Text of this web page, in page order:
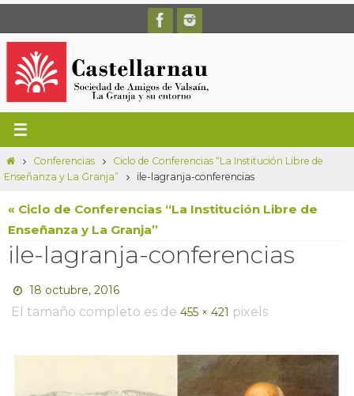
al
contenido
InicioConferencias
Ciclo de Conferencias “La Institución Libre de
Enseñanza y La Granja”
ile-lagranja-conferencias
« Ciclo de Conferencias “La Institución Libre de
Enseñanza y La Granja”
ile-lagranja-conferencias
18 octubre, 2016
El tamaño completo es de 455 × 421 pixels